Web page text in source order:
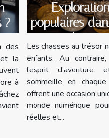
?
des
la
à
populaires
trésor
Les chasses au trésor
enfants. Au
l’esprit
sommeille en
offrent une occasion
monde numérique
réelles et...